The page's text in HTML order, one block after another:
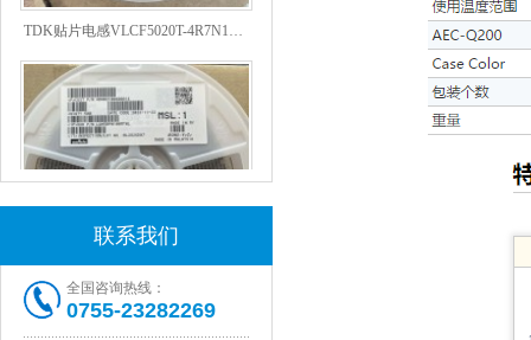
村田电感LQW15AN47NG80D
联系我们
全国咨询热线：
0755-23282269